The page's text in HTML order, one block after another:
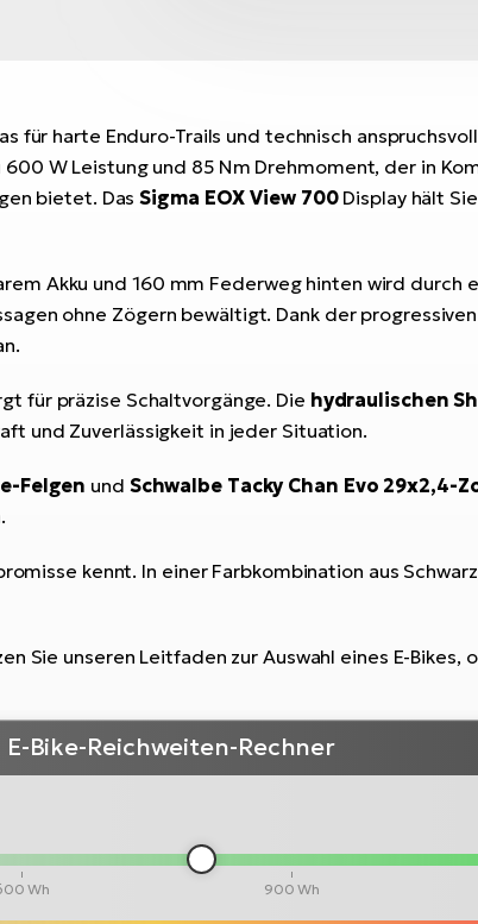
für harte Enduro-Trails und technisch
600 W Leistung und 85 Nm Drehmoment, der in
bietet. DasSigma EOX View 700Display hält
Akku und 160 mm Federweg hinten wird durch
ohne Zögern bewältigt. Dank der
für präzise Schaltvorgänge. Die hydraulischen
und Zuverlässigkeit in jeder Situation.
Felgen und Schwalbe Tacky Chan Evo 29x2,4-
kennt. In einer Farbkombination aus
Sie unseren Leitfaden zur Auswahl eines E-Bikes,
E-Bike-Reichweiten-Rechner
Wh 900 Wh